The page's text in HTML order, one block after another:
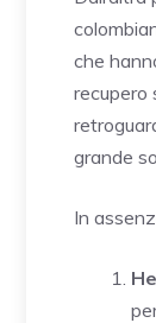
che
recupero
grande
In